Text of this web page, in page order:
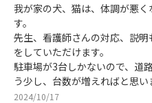
我が家の犬、猫は、体調が悪
す。
先生、看護師さんの対応、説
をしていただけます。
駐車場が3台しかないので、道
う少し、台数が増えればと思い
2024/10/17